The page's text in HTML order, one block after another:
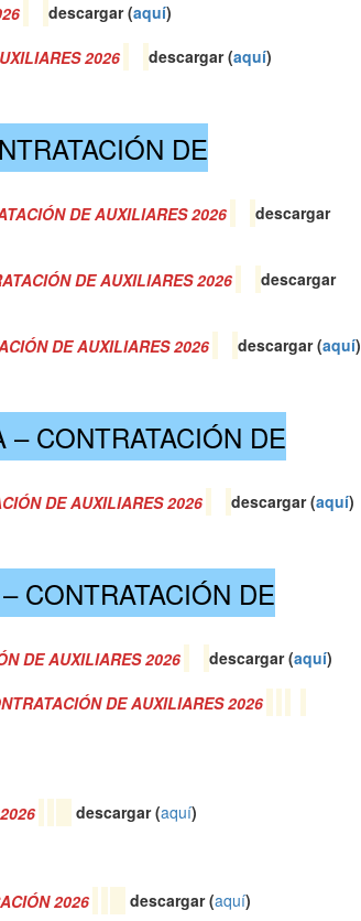
descargar (aquí)
2026 descargar (aquí)
DE
DE AUXILIARES 2026
descargar
DE AUXILIARES 2026
descargar
DE AUXILIARES 2026 descargar (aquí)
CONTRATACIÓN DE
DE AUXILIARES 2026 descargar (aquí)
CONTRATACIÓN DE
DE AUXILIARES 2026 descargar (aquí)
DE AUXILIARES 2026
descargar (aquí)
2026 descargar (aquí)